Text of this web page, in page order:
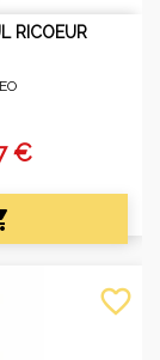
RICOEUR
€
favorite_border